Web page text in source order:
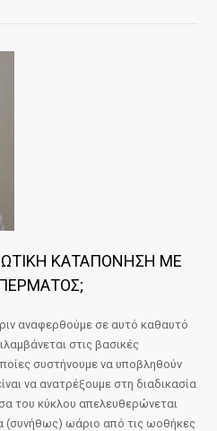
ΚΑΤΑΠΟΝΗΣΗ ΜΕ
αναφερθούμε σε αυτό καθαυτό
στις βασικές
συστήνουμε να υποβληθούν
να ανατρέξουμε στη διαδικασία
του κύκλου απελευθερώνεται
(συνήθως) ωάριο από τις ωοθήκες